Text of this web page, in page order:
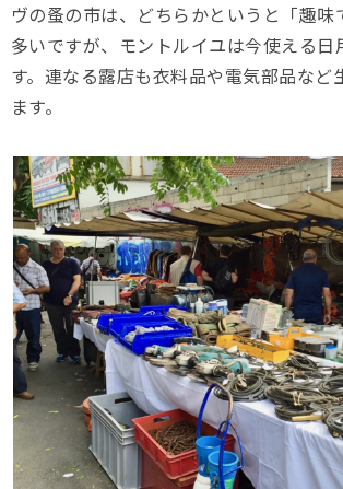
ヴの蚤の市は、どちらかというと「趣味
多いですが、モントルイユは今使える日
す。連なる露店も衣料品や電気部品など
ます。